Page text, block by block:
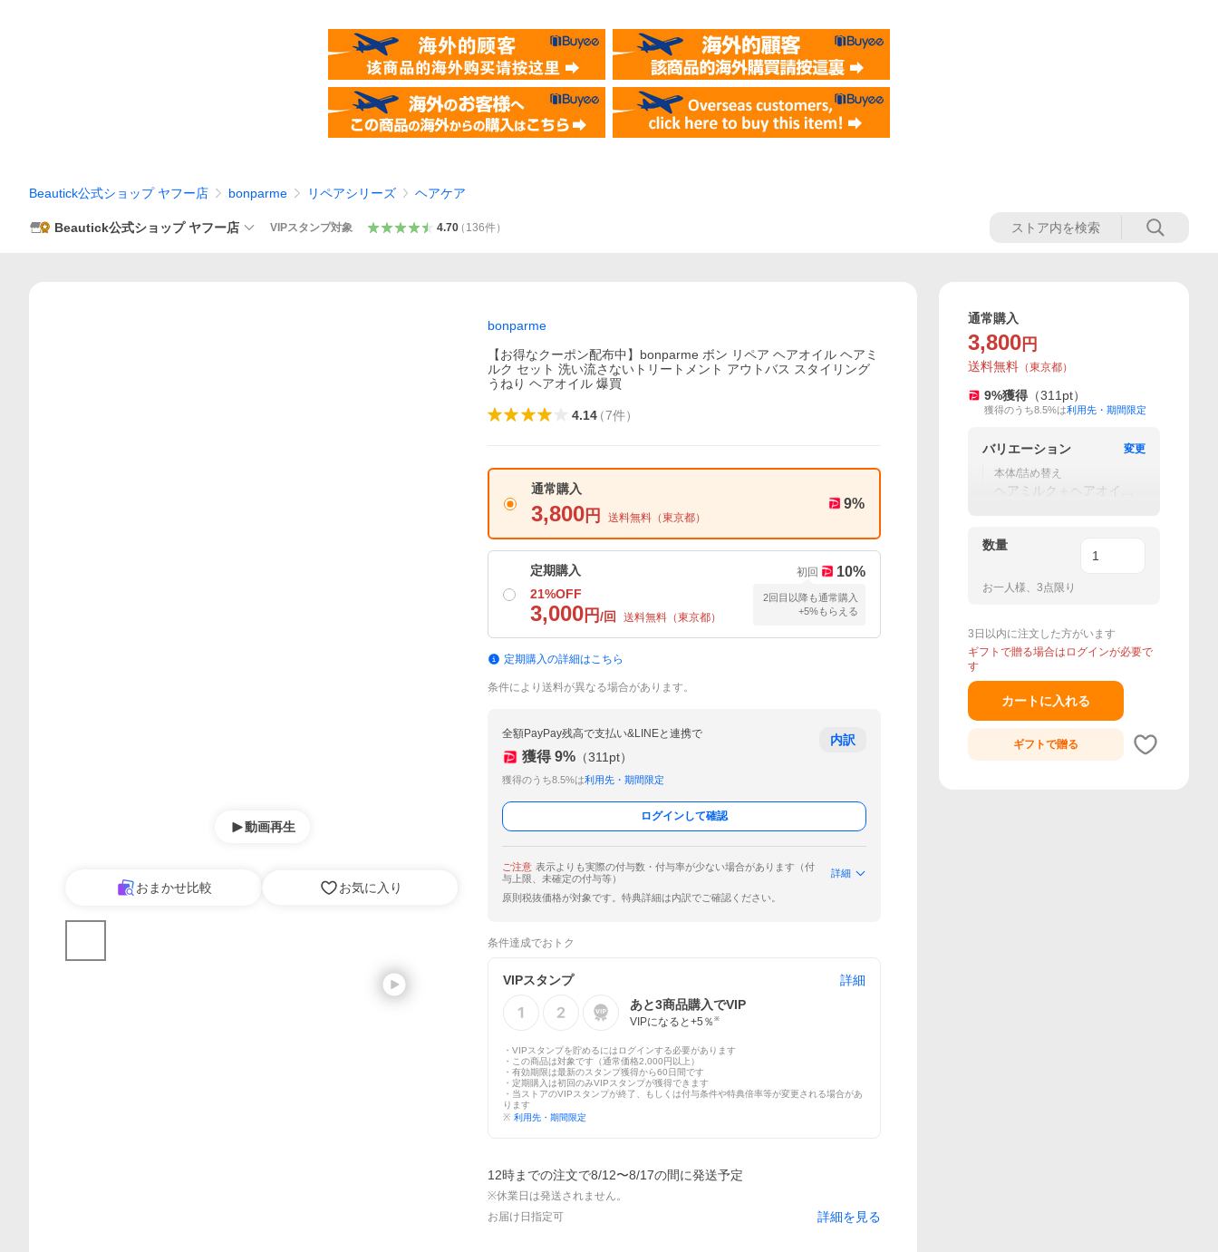
Beautick公式ショップ ヤフー店 bonparme リペアシリーズ ヘアケア
Beautick公式ショップ ヤフー店 VIPスタンプ対象 4.70（ 136件）
動画再生
おまかせ比較 お気に入り
bonparme
【お得なクーポン配布中】bonparme ボン リペア ヘアオイル ヘアミ
ルク セット 洗い流さないトリートメント アウトバス スタイリング
うねり ヘアオイル 爆買
4.14（7件）
通常購入
3,800 円 送料無料（東京都）
9%
定期購入
21%OFF
3,000 円/回 送料無料（東京都）
初回 10%
2回目以降も通常購入
+5%もらえる
定期購入の詳細はこちら
条件により送料が異なる場合があります。
全額PayPay残高で支払い&LINEと連携で
獲得 9% （311 pt）
獲得のうち8.5%は利用先・期間限定
内訳
ログインして確認
ご注意 表示よりも実際の付与数・付与率が少ない場合があります（付
与上限、未確定の付与等）
詳細
原則税抜価格が対象です。特典詳細は内訳でご確認ください。
条件達成でおトク
VIPスタンプ
詳細
あと3商品購入でVIP
VIPになると+5 ％ ※
・VIPスタンプを貯めるにはログインする必要があります
・この商品は対象です（通常価格2,000円以上）
・有効期限は最新のスタンプ獲得から60日間です
・定期購入は初回のみVIPスタンプが獲得できます
・当ストアのVIPスタンプが終了、もしくは付与条件や特典倍率等が変更される場合があ
ります
※ 利用先・期間限定
12時までの注文で8/12〜8/17の間に発送予定
※休業日は発送されません。
お届け日指定可
詳細を見る
通常購入
3,800 円
送料無料 （東京都）
9%獲得 （311 pt）
獲得のうち8.5%は利用先・期間限定
バリエーション
変更
本体/詰め替え
ヘアミルク＋ヘアオイル
数量
お一人様、3点限り
3日以内に注文した方がいます
ギフトで贈る場合はログインが必要で
す
カートに入れる
ギフトで贈る